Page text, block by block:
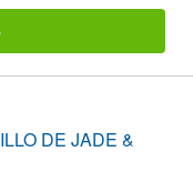
DE JADE &